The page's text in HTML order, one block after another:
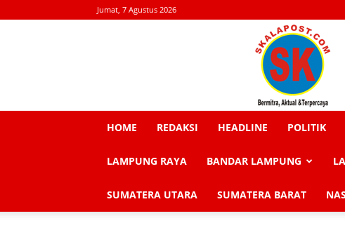
Jumat, 7 Agustus 2026
HOME REDAKSI HEADLINE POLITIK
LAMPUNG RAYA BANDAR LAMPUNG
SUMATERA UTARA SUMATERA BARAT